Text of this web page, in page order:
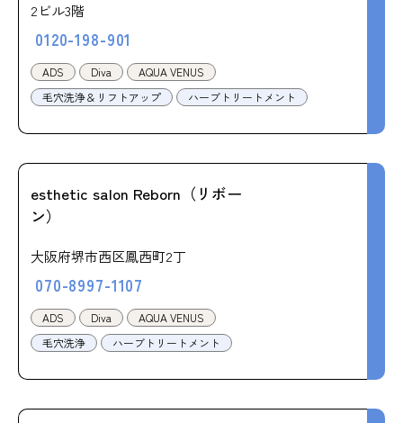
2ビル3階
0120-198-901
ADS Diva
AQUA VENUS
毛穴洗浄＆リフトアップ
ハーブトリートメント
esthetic salon Reborn（リボー
ン）
大阪府堺市西区鳳西町2丁
070-8997-1107
ADS Diva
AQUA VENUS
毛穴洗浄
ハーブトリートメント